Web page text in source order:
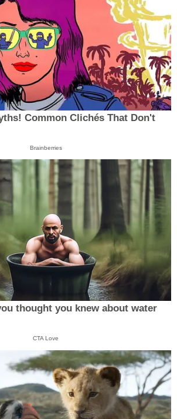
Common Clichés That Don't
Brainberries
thought you knew about water
CTA Love